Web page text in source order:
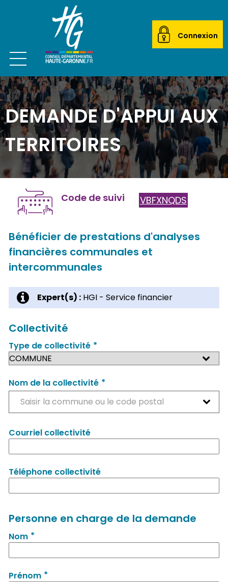
Connexion
Ouvrir le menu
CITOYEN
ACTEUR LOCAL
MAIRIES
ETABLISSEMENTS SCOLAIRES
TRANSPORTEURS
ÉCOLES DE MUSIQUE
DEMANDE D'APPUI AUX
TERRITOIRES
Code de suivi VBFXNQDS
Bénéficier de prestations d'analyses
financières communales et
intercommunales
Expert(s) :HGI - Service financier
Collectivité
Type de collectivité *
Nom de la collectivité *
Saisir la commune ou le code postal
Courriel collectivité
Téléphone collectivité
Personne en charge de la demande
Nom *
Prénom *